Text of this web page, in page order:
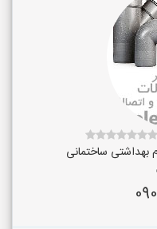
بهداشتی ساختمانی